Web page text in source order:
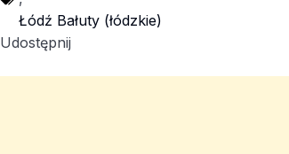
Łódź Bałuty (łódzkie)
Udostępnij